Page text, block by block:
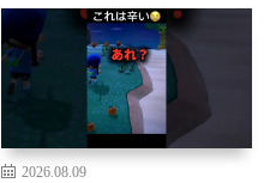
2026.08.09